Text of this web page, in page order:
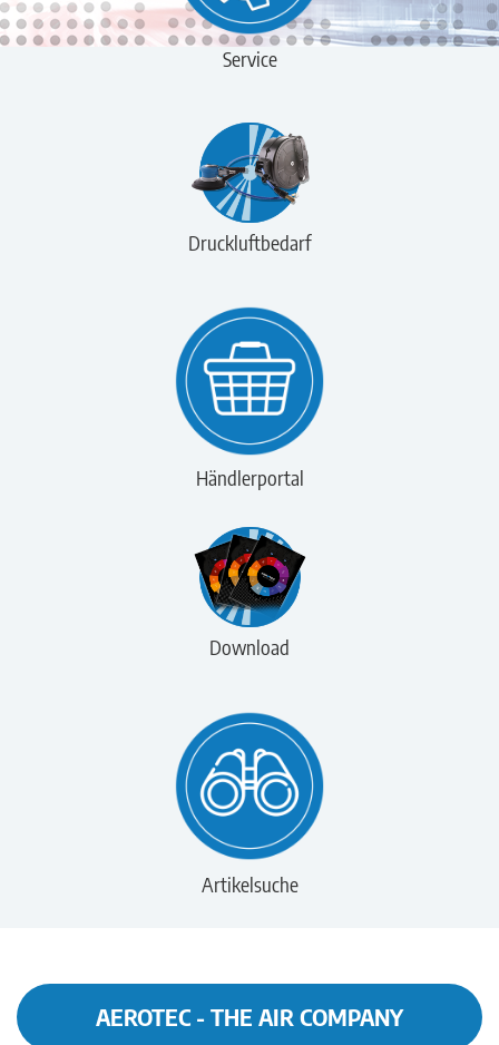
Service
Druckluftbedarf
Händlerportal
Download
Artikelsuche
AEROTEC - THE AIR COMPANY